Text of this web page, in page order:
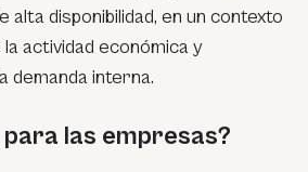
disponibilidad, en un contexto
actividad económica y
demanda interna.
las empresas?